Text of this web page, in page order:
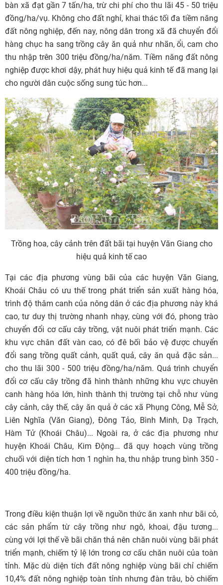
bàn xã đạt gần 7 tấn/ha, trừ chi phí cho thu lãi 45 - 50 triệu
đồng/ha/vụ. Không cho đất nghỉ, khai thác tối đa tiềm năng
đất nông nghiệp, đến nay, nông dân trong xã đã chuyển đổi
hàng chục ha sang trồng cây ăn quả như nhãn, ổi, cam cho
thu nhập trên 300 triệu đồng/ha/năm. Tiềm năng đất nông
nghiệp được khơi dậy, phát huy hiệu quả kinh tế đã mang lại
cho người dân cuộc sống sung túc hơn...
Trồng hoa, cây cảnh trên đất bãi tại huyện Văn Giang cho
hiệu quả kinh tế cao
Tại các địa phương vùng bãi của các huyện Văn Giang,
Khoái Châu có ưu thế trong phát triển sản xuất hàng hóa,
trình độ thâm canh của nông dân ở các địa phương này khá
cao, tư duy thị trường nhanh nhạy, cùng với đó, phong trào
chuyển đổi cơ cấu cây trồng, vật nuôi phát triển mạnh. Các
khu vực chân đất vàn cao, có đê bối bảo vệ được chuyển
đổi sang trồng quất cảnh, quất quả, cây ăn quả đặc sản...
cho thu lãi 300 - 500 triệu đồng/ha/năm. Quá trình chuyển
đổi cơ cấu cây trồng đã hình thành những khu vực chuyên
canh hàng hóa lớn, hình thành thị trường tại chỗ như vùng
cây cảnh, cây thế, cây ăn quả ở các xã Phụng Công, Mễ Sở,
Liên Nghĩa (Văn Giang), Đông Tảo, Bình Minh, Dạ Trạch,
Hàm Tử (Khoái Châu)... Ngoài ra, ở các địa phương như
huyện Khoái Châu, Kim Động... đã quy hoạch vùng trồng
chuối với diện tích hơn 1 nghìn ha, thu nhập trung bình 350 -
400 triệu đồng/ha.
Trong điều kiện thuận lợi về nguồn thức ăn xanh như bãi cỏ,
các sản phẩm từ cây trồng như ngô, khoai, đậu tương...
cùng với lợi thế về bãi chăn thả nên chăn nuôi vùng bãi phát
triển mạnh, chiếm tỷ lệ lớn trong cơ cấu chăn nuôi của toàn
tỉnh. Mặc dù diện tích đất nông nghiệp vùng bãi chỉ chiếm
10,4% đất nông nghiệp toàn tỉnh nhưng đàn trâu, bò chiếm